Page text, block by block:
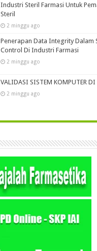
Industri Steril Farmasi Untuk
Steril
2 minggu ago
Penerapan Data Integrity Dalam
Control Di Industri Farmasi
2 minggu ago
VALIDASI SISTEM KOMPUTER
2 minggu ago